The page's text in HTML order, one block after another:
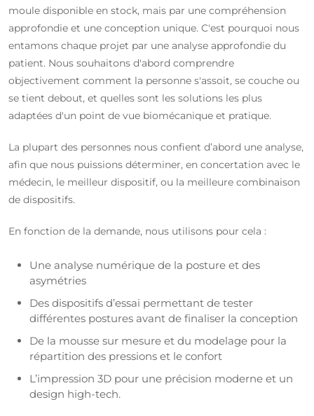
moule disponible en stock, mais par une compréhension
approfondie et une conception unique. C'est pourquoi nous
entamons chaque projet par une analyse approfondie du
patient. Nous souhaitons d'abord comprendre
objectivement comment la personne s'assoit, se couche ou
se tient debout, et quelles sont les solutions les plus
adaptées d'un point de vue biomécanique et pratique.
La plupart des personnes nous confient d’abord une analyse,
afin que nous puissions déterminer, en concertation avec le
médecin, le meilleur dispositif, ou la meilleure combinaison
de dispositifs.
En fonction de la demande, nous utilisons pour cela :
Une analyse numérique de la posture et des
asymétries
Des dispositifs d’essai permettant de tester
différentes postures avant de finaliser la conception
De la mousse sur mesure et du modelage pour la
répartition des pressions et le confort
L’impression 3D pour une précision moderne et un
design high-tech.